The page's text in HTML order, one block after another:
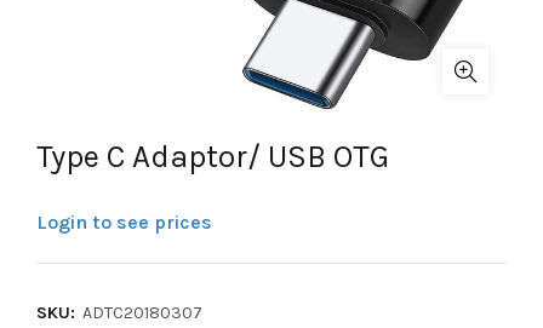
Type C Adaptor/ USB OTG
Login to see prices
SKU: ADTC20180307